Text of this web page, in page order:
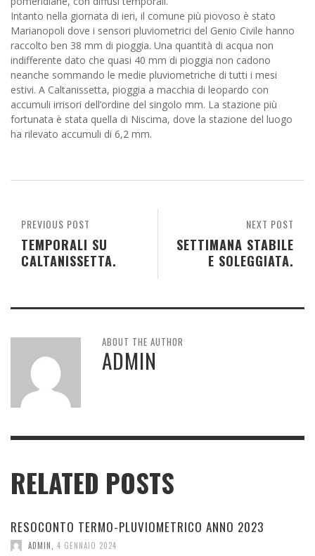
Intanto nella giornata di ieri, il comune più piovoso è stato
Marianopoli dove i sensori pluviometrici del Genio Civile hanno
raccolto ben 38 mm di pioggia. Una quantità di acqua non
indifferente dato che quasi 40 mm di pioggia non cadono
neanche sommando le medie pluviometriche di tutti i mesi
estivi. A Caltanissetta, pioggia a macchia di leopardo con
accumuli irrisori dell’ordine del singolo mm. La stazione più
fortunata è stata quella di Niscima, dove la stazione del luogo
ha rilevato accumuli di 6,2 mm.
NEXT POST
SETTIMANA STABILE
E SOLEGGIATA.
PREVIOUS POST
TEMPORALI SU
CALTANISSETTA.
ABOUT THE AUTHOR
ADMIN
RELATED POSTS
RESOCONTO TERMO-PLUVIOMETRICO ANNO 2023
ADMIN 4 GENNAIO 2024